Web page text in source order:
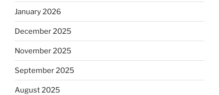
January 2026
December 2025
November 2025
September 2025
August 2025